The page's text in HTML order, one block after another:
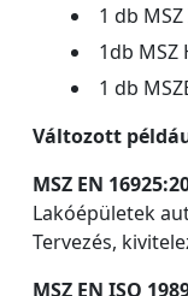
1 db MSZ
1db MSZ
1 db
Változott
MSZ EN
Lakóépületek
Tervezés,
MSZ EN ISO